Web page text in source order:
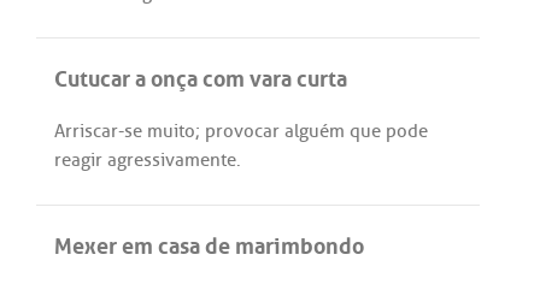
Cutucar a onça com vara curta
Arriscar-se muito; provocar alguém que pode
reagir agressivamente.
Mexer em casa de marimbondo